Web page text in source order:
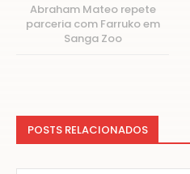
Abraham Mateo repete
parceria com Farruko em
Sanga Zoo
POSTS RELACIONADOS